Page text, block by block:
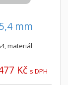
mm
materiál
Kč s DPH